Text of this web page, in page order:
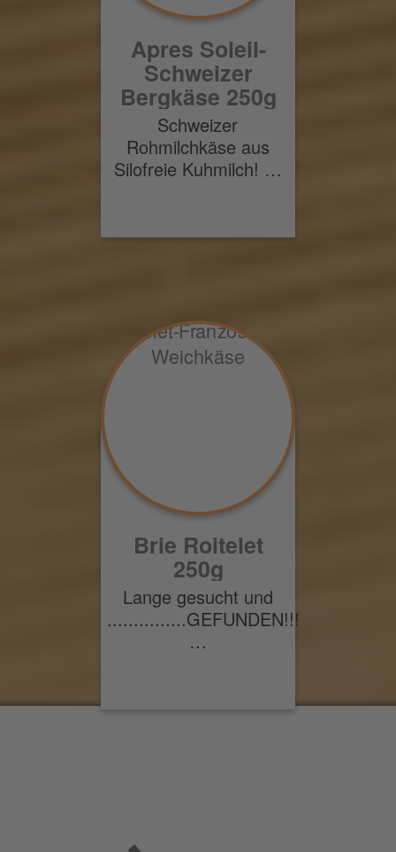
Apres Soleil-
Schweizer
Bergkäse 250g
Schweizer
Rohmilchkäse aus
Silofreie Kuhmilch! …
Brie Roitelet
250g
Lange gesucht und
...............GEFUNDEN!!!
…